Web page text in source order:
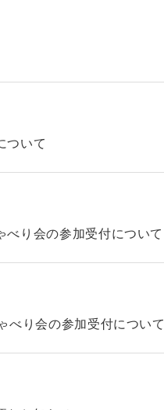
ついて
り会の参加受付について
べり会の参加受付について